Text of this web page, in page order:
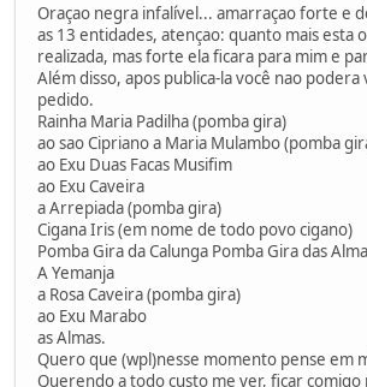
Oraçao negra infalível... amarraçao forte e
as 13 entidades, atençao: quanto mais esta
realizada, mas forte ela ficara para mim e
Além disso, apos publica-la você nao
pedido.
Rainha Maria Padilha (pomba gira)
ao sao Cipriano a Maria Mulambo (pomba
ao Exu Duas Facas Musifim
ao Exu Caveira
a Arrepiada (pomba gira)
Cigana Iris (em nome de todo povo cigano)
Pomba Gira da Calunga Pomba Gira das
A Yemanja
a Rosa Caveira (pomba gira)
ao Exu Marabo
as Almas.
Quero que (wpl)nesse momento pense em
Querendo a todo custo me ver, ficar comigo